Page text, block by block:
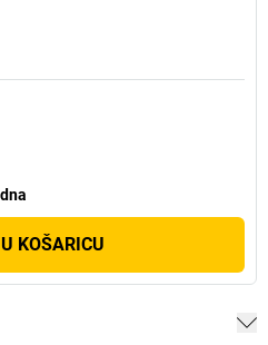
U KOŠARICU